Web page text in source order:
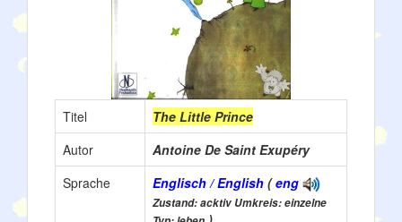
Titel
The Little Prince
Autor
Antoine De Saint Exupéry
Sprache
Englisch / English (eng
Zustand: acktiv Umkreis: einzelne